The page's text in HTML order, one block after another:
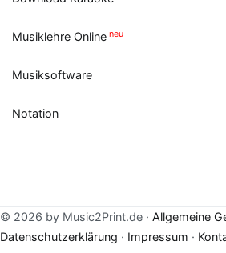
Musiklehre Online neu
Musiksoftware
Notation
© 2026 by Music2Print.de · Allgemeine
Datenschutzerklärung · Impressum ·